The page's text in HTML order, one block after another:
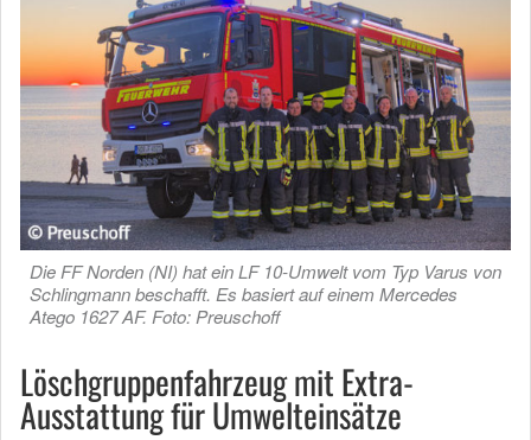
Die FF Norden (NI) hat ein LF 10-Umwelt vom Typ Varus von
Schlingmann beschafft. Es basiert auf einem Mercedes
Atego 1627 AF. Foto: Preuschoff
Löschgruppenfahrzeug mit Extra-
Ausstattung für Umwelteinsätze